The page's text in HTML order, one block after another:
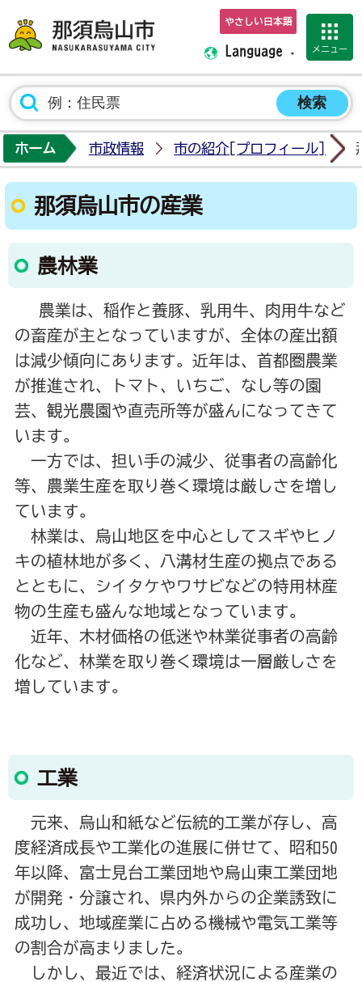
那須烏山市ホーム
やさしい日本語
Language メニュー
ホーム 市政情報 市の紹介[プロフィール]
那須烏山市の産業
農林業
農業は、稲作と養豚、乳用牛、肉用牛など
の畜産が主となっていますが、全体の産出額
は減少傾向にあります。近年は、首都圏農業
が推進され、トマト、いちご、なし等の園
芸、観光農園や直売所等が盛んになってきて
います。
一方では、担い手の減少、従事者の高齢化
等、農業生産を取り巻く環境は厳しさを増し
ています。
林業は、烏山地区を中心としてスギやヒノ
キの植林地が多く、八溝材生産の拠点である
とともに、シイタケやワサビなどの特用林産
物の生産も盛んな地域となっています。
近年、木材価格の低迷や林業従事者の高齢
化など、林業を取り巻く環境は一層厳しさを
増しています。
工業
元来、烏山和紙など伝統的工業が存し、高
度経済成長や工業化の進展に併せて、昭和50
年以降、富士見台工業団地や烏山東工業団地
が開発・分譲され、県内外からの企業誘致に
成功し、地域産業に占める機械や電気工業等
の割合が高まりました。
しかし、最近では、経済状況による産業の